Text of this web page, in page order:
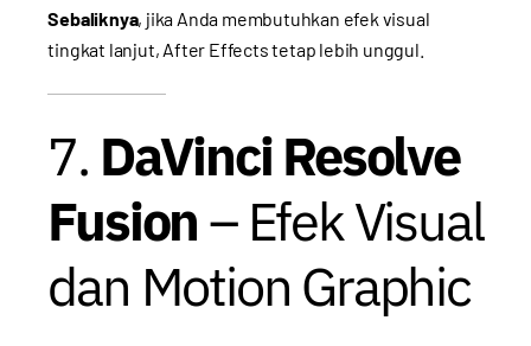
Sebaliknya, jika Anda membutuhkan efek visual
tingkat lanjut, After Effects tetap lebih unggul.
7. DaVinci Resolve
Fusion– Efek Visual
dan Motion Graphic